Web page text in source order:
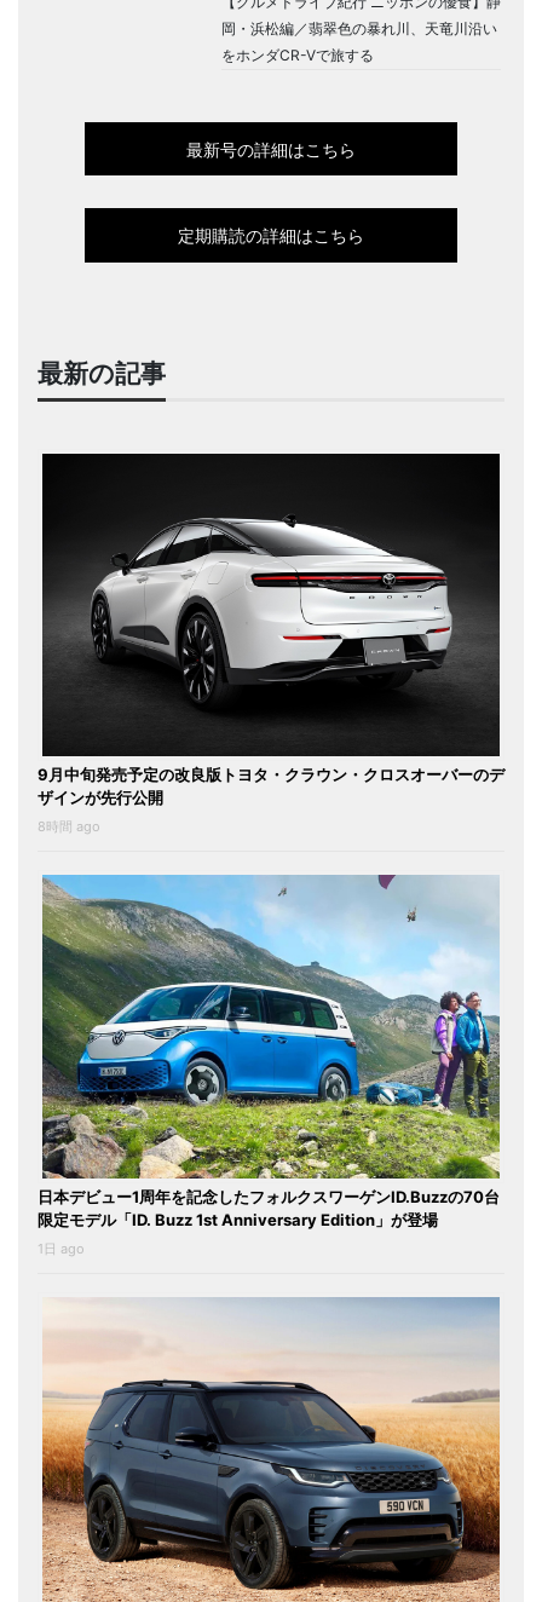
岡・浜松編／翡翠色の暴れ川、天竜川沿い
をホンダCR-Vで旅する
最新号の詳細はこちら
定期購読の詳細はこちら
最新の記事
9月中旬発売予定の改良版トヨタ・クラウン・クロスオーバーのデ
ザインが先行公開
8時間 ago
日本デビュー1周年を記念したフォルクスワーゲンID.Buzzの70台
限定モデル「ID. Buzz 1st Anniversary Edition」が登場
1日 ago